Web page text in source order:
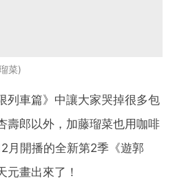
菜
列車篇》中讓大家哭掉很多包
壽郎以外，加藤瑠菜也用咖啡
月開播的全新第2季《遊郭
元畫出來了！